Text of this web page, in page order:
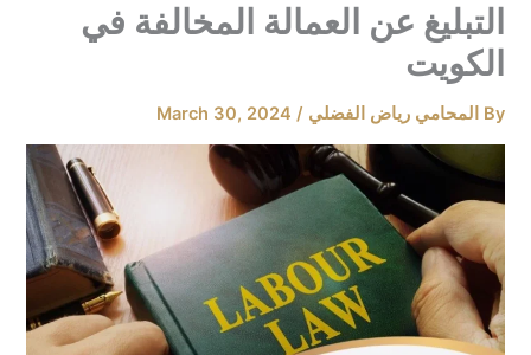
التبليغ عن العمالة المخالفة في
الكويت
By المحامي رياض الفضلي /
March 30, 2024